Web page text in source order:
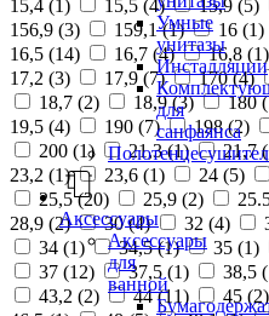
Умные
унитазы
Инсталляции
для
санфаянса
Аксессуары
Аксессуары
для
ванной
15,4 (1 ) 15,5 (4) 15,9 (5)
156,9 (3) 159,1 (1) 16 (1)
16,5 (14) 16,7 (4) 16,8 (1)
17,2 (3) 17,9 (7) 170 (4)
18,7 (2) 18,9 (3) 180 (
19,5 (4) 190 (7) 198 (2)
200 (1) 21,3 (1) 21,7 (
23,2 (1) 23,6 (1) 24 (5)
25,5 (20) 25,9 (2)
28,9 (2) 30 (4) 32 (4)
34 (1) 34,5 (1) 35 (1)
37 (12) 37,5 (1) 38,5 (
43,2 (2) 44 (11) 45 (2)